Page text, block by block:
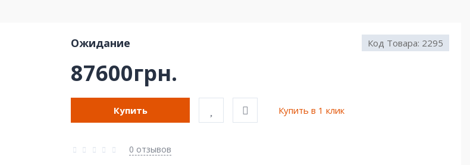
Ожидание Код Товара: 2295
87600грн.
Купить Купить в 1 клик
0 отзывов